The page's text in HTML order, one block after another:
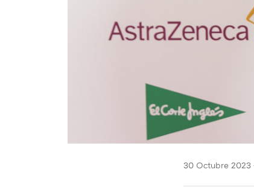
30 Octubre 2023